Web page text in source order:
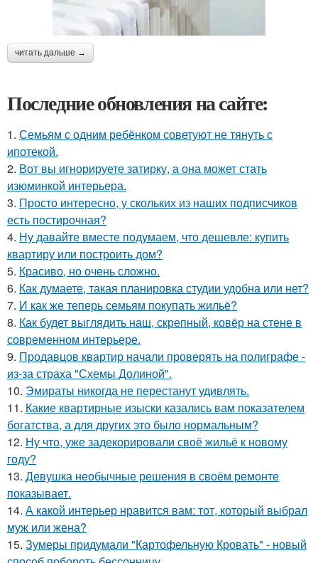
читать дальше →
Последние обновления на сайте:
1. Семьям с одним ребёнком советуют не тянуть с
ипотекой.
2. Вот вы игнорируете затирку, а она может стать
изюминкой интерьера.
3. Просто интересно, у скольких из наших подписчиков
есть постирочная?
4. Ну давайте вместе подумаем, что дешевле: купить
квартиру или построить дом?
5. Красиво, но очень сложно.
6. Как думаете, такая планировка студии удобна или нет?
7. И как же теперь семьям покупать жильё?
8. Как будет выглядить наш, скрепный, ковёр на стене в
современном интерьере.
9. Продавцов квартир начали проверять на полиграфе -
из-за страха "Схемы Долиной".
10. Эмираты никогда не перестанут удивлять.
11. Какие квартирные изыски казались вам показателем
богатства, а для других это было нормальным?
12. Ну что, уже задекорировали своё жильё к новому
году?
13. Девушка необычные решения в своём ремонте
показывает.
14. А какой интерьер нравится вам: тот, который выбрал
муж или жена?
15. Зумеры придумали "Картофельную Кровать" - новый